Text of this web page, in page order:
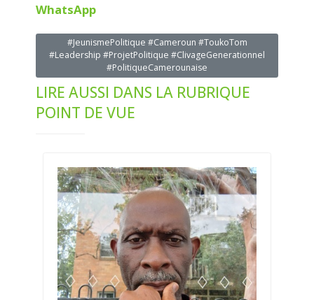
WhatsApp
#JeunismePolitique #Cameroun #ToukoTom
#Leadership #ProjetPolitique #ClivageGenerationnel
#PolitiqueCamerounaise
LIRE AUSSI DANS LA RUBRIQUE
POINT DE VUE